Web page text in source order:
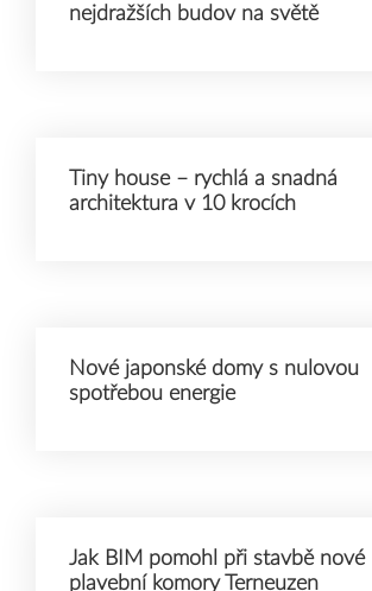
nejdražších budov na světě
Tiny house – rychlá a snadná
architektura v 10 krocích
Nové japonské domy s nulovou
spotřebou energie
Jak BIM pomohl při stavbě nové
plavební komory Terneuzen